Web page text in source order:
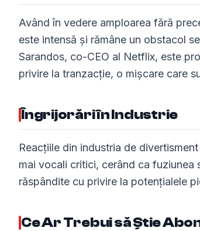
Având în vedere amploarea fără
este intensă și rămâne un obstacol
Sarandos, co-CEO al Netflix, este
privire la tranzacție, o mișcare care
Îngrijorări în Industrie
Reacțiile din industria de
mai vocali critici, cerând ca fuziunea
răspândite cu privire la potențialele
Ce Ar Trebui să Știe